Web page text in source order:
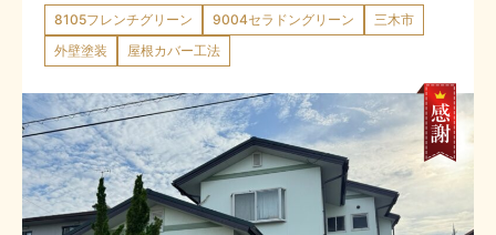
8105フレンチグリーン 9004セラドングリーン
三木市
外壁塗装
屋根カバー工法